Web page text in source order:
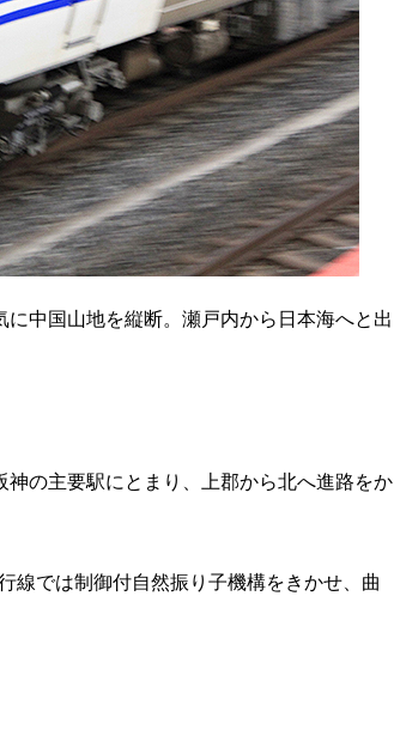
中国山地を縦断。瀬戸内から日本海へと出
の主要駅にとまり、上郡から北へ進路をか
線では制御付自然振り子機構をきかせ、曲